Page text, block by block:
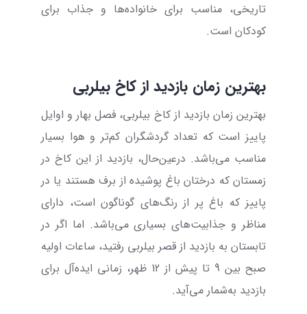
تاریخی، مناسب برای خانواده‌ها و جذاب برای
کودکان است.
بهترین زمان بازدید از کاخ بیلربی
بهترین زمان بازدید از کاخ بیلربی، فصل بهار و اوایل
پاییز است که تعداد گردشگران کم‌تر و هوا بسیار
مناسب می‌باشد. درعین‌حال، بازدید از این کاخ در
زمستان که درختان باغ پوشیده از برف هستند یا در
پاییز که باغ پر از رنگ‌های گوناگون است، دارای
مناظر و جذابیت‌های بسیاری می‌باشد. اما اگر در
تابستان به بازدید از قصر بیلربی رفتید، ساعات اولیه
صبح بین 9 تا پیش از 12 ظهر، زمانی ایده‌آل برای
بازدید به‌شمار می‌آید.